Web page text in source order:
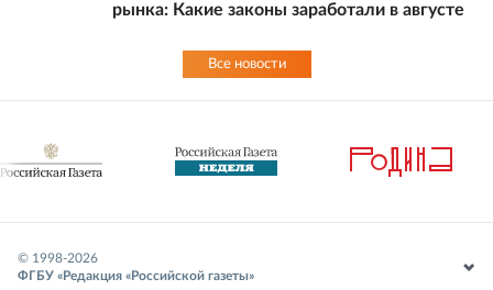
рынка: Какие законы заработали в августе
Все новости
© 1998-2026
ФГБУ «Редакция «Российской газеты»